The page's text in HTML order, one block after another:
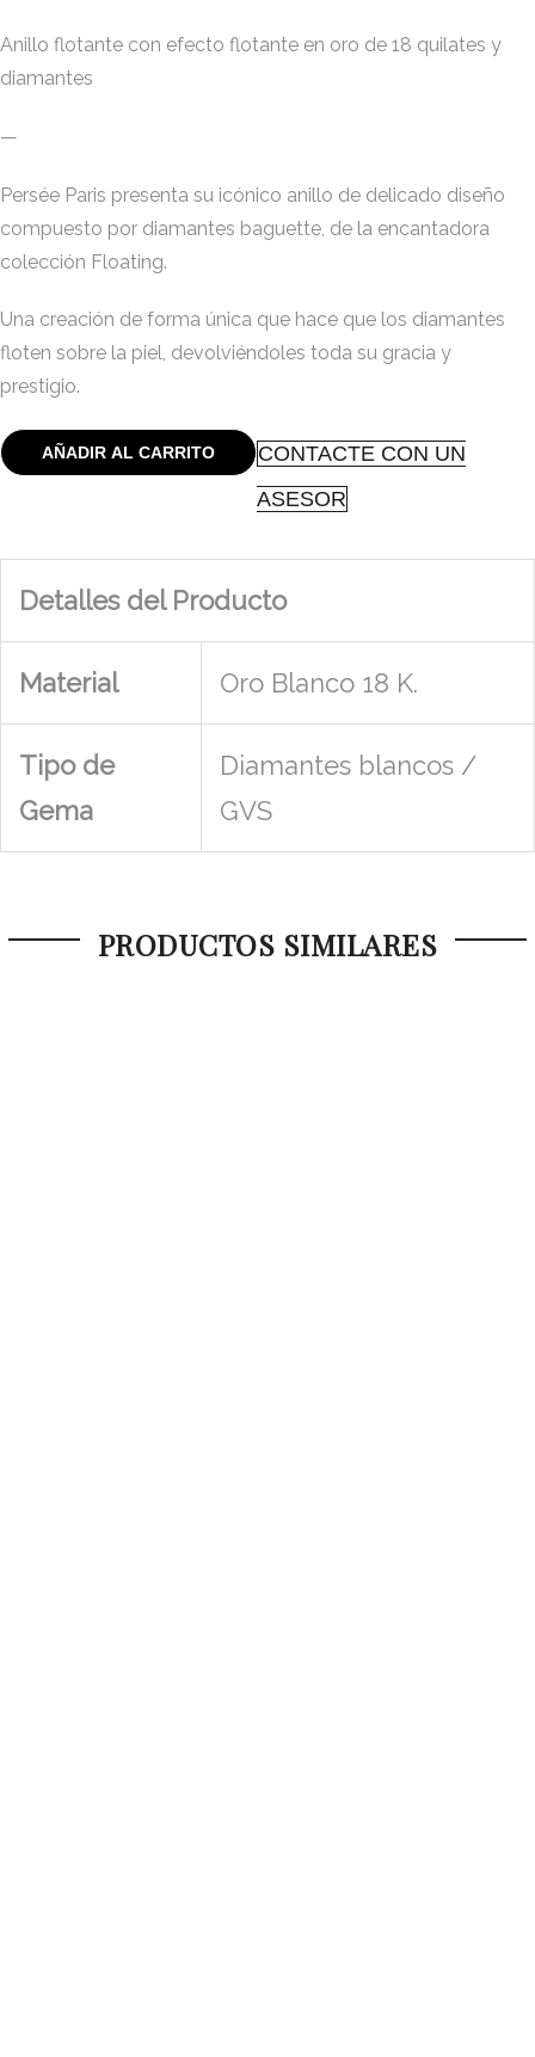
Anillo flotante con efecto flotante en oro de 18 quilates y
diamantes
—
Persée Paris presenta su icónico anillo de delicado diseño
compuesto por diamantes baguette, de la encantadora
colección Floating.
Una creación de forma única que hace que los diamantes
floten sobre la piel, devolviéndoles toda su gracia y
prestigio.
AÑADIR AL CARRITO
CONTACTE CON UN
ASESOR
Detalles del Producto
Material Oro Blanco 18 K.
Tipo de
Gema
Diamantes blancos /
GVS
PRODUCTOS SIMILARES